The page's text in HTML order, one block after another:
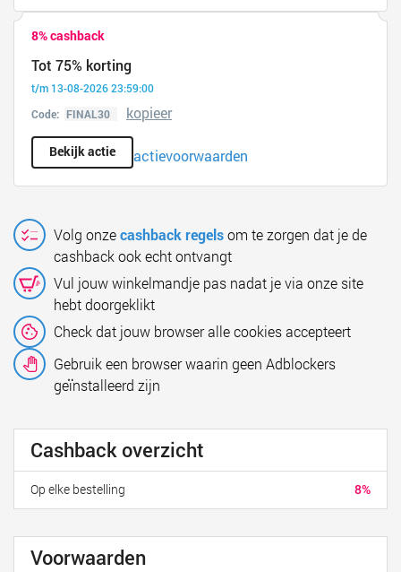
8% cashback
Tot 75% korting
t/m 13-08-2026 23:59:00
Code:
kopieer
Bekijk actie actievoorwaarden
Volg onzecashback regelsom te zorgen dat je de
cashback ook echt ontvangt
Vul jouw winkelmandje pas nadat je via onze site
hebt doorgeklikt
Check dat jouw browser alle cookies accepteert
Gebruik een browser waarin geen Adblockers
geïnstalleerd zijn
Cashback overzicht
8%
Op elke bestelling
Voorwaarden